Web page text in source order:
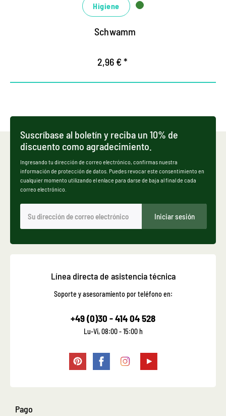
Higiene
Schwamm
2,96 € *
Suscríbase al boletín y reciba un 10% de
discuento como agradecimiento.
Ingresando tu dirección de correo electrónico, confirmas nuestra
información de protección de datos. Puedes revocar este consentimiento en
cualquier momento utilizando el enlace para darse de baja al final de cada
correo electrónico.
Iniciar sesión
Línea directa de asistencia técnica
Soporte y asesoramiento por teléfono en:
+49 (0)30 - 414 04 528
Lu-Vi, 08:00 - 15:00 h
Pago